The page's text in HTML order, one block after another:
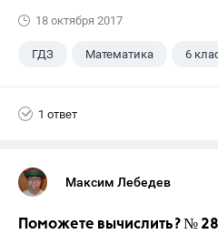
18 октября 2017
ГДЗ Математика 6
1 ответ
Максим Лебедев
Поможете вычислить? №